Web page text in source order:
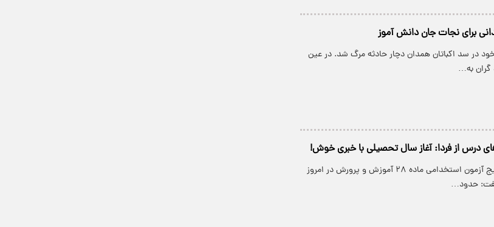
برای نجات جان دانش آموز
در سد اکباتان همدان دچار حادثه مرگ شد. در عین
گران به…
وزیر آموزش وپرورش از اعلام نتایج آزمون استخدامی ماده ۲۸ آموزش و پرورش در امروز